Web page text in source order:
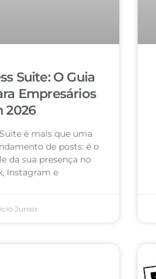
Suite: O Guia
Empresários
2026
é mais que uma
de posts: é o
da sua presença no
Instagram e
Junior